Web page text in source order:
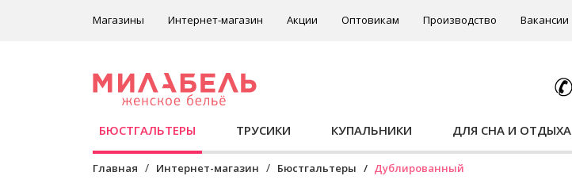
Магазины Интернет-магазин Акции Оптовикам Производство Вакансии
БЮСТГАЛЬТЕРЫ ТРУСИКИ КУПАЛЬНИКИ ДЛЯ СНА И ОТДЫХА
Главная Интернет-магазин Бюстгальтеры Дублированный